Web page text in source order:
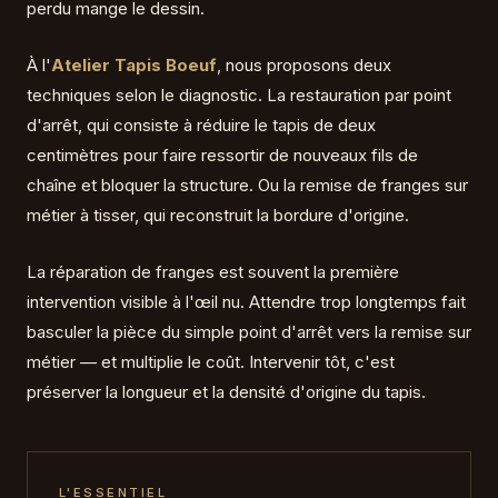
perdu mange le dessin.
À l'Atelier Tapis Boeuf, nous proposons deux
techniques selon le diagnostic. La restauration par point
d'arrêt, qui consiste à réduire le tapis de deux
centimètres pour faire ressortir de nouveaux fils de
chaîne et bloquer la structure. Ou la remise de franges sur
métier à tisser, qui reconstruit la bordure d'origine.
La réparation de franges est souvent la première
intervention visible à l'œil nu. Attendre trop longtemps fait
basculer la pièce du simple point d'arrêt vers la remise sur
métier — et multiplie le coût. Intervenir tôt, c'est
préserver la longueur et la densité d'origine du tapis.
L'ESSENTIEL